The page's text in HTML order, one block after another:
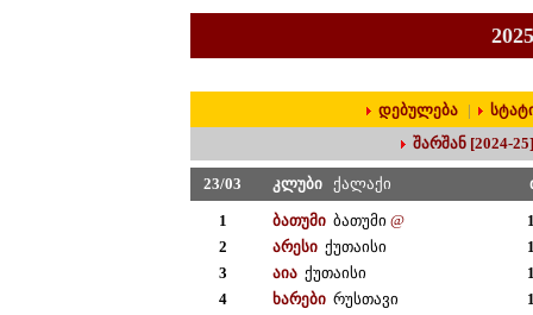
2025
დებულება |
შარშან [2024-25]
23/03 კლუბი ქალაქი
1 ბათუმი ბათუმი @
2
არესი ქუთაისი
3
აია ქუთაისი
4
ხარები რუსთავი